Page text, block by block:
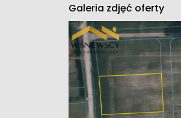
Galeria zdjęć oferty